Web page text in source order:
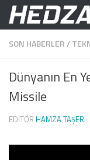
Skip to content
SON HABERLER/
Dünyanın En
Missile
EDITÖR HAMZA TAŞER ·